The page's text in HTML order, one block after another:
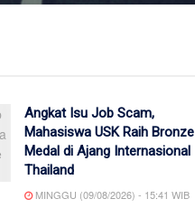
Angkat Isu Job Scam,
Mahasiswa USK Raih Bronze
Medal di Ajang Internasional
Thailand
MINGGU (09/08/2026) - 15:41 WIB